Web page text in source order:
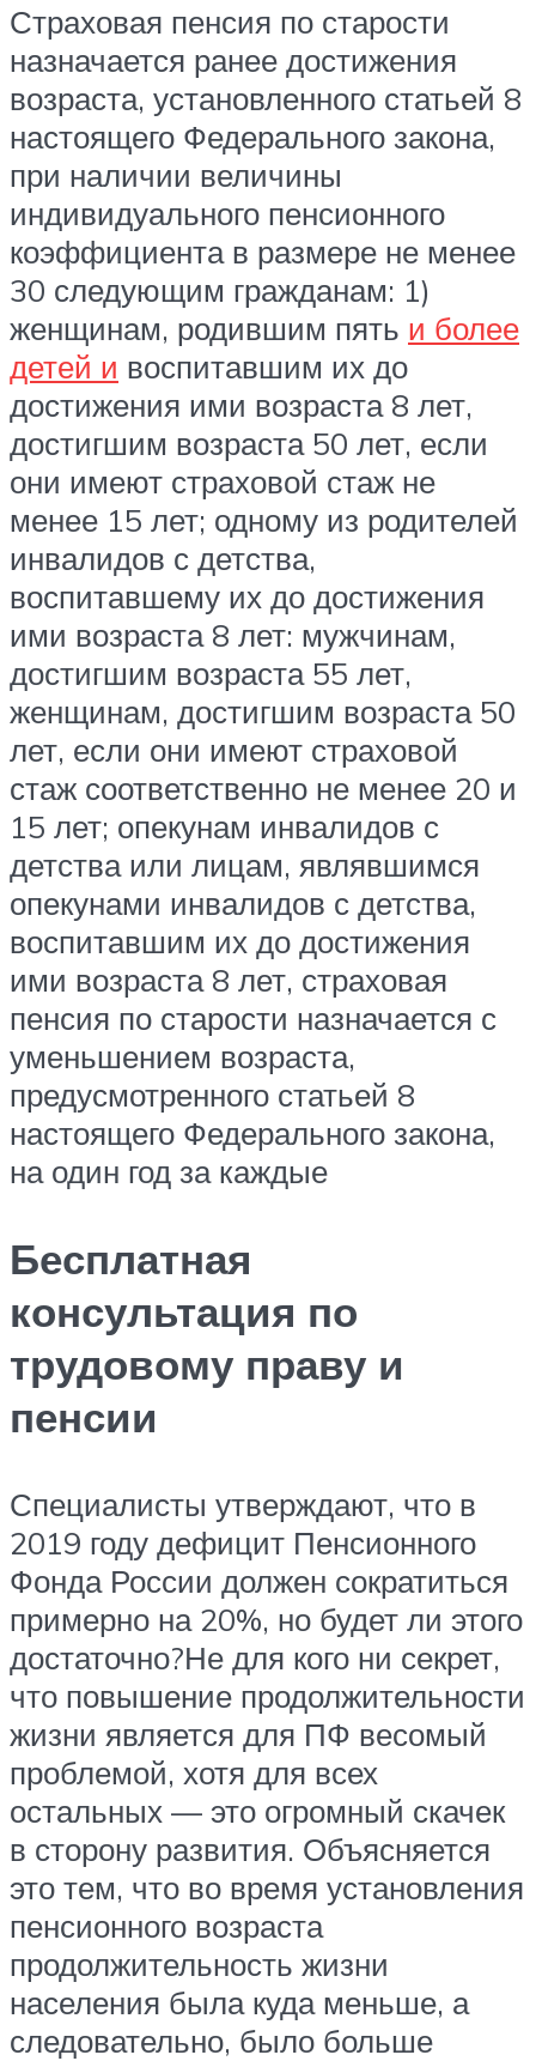
Страховая пенсия по старости
назначается ранее достижения
возраста, установленного статьей 8
настоящего Федерального закона,
при наличии величины
индивидуального пенсионного
коэффициента в размере не менее
30 следующим гражданам: 1)
женщинам, родившим пять и более
детей и воспитавшим их до
достижения ими возраста 8 лет,
достигшим возраста 50 лет, если
они имеют страховой стаж не
менее 15 лет; одному из родителей
инвалидов с детства,
воспитавшему их до достижения
ими возраста 8 лет: мужчинам,
достигшим возраста 55 лет,
женщинам, достигшим возраста 50
лет, если они имеют страховой
стаж соответственно не менее 20 и
15 лет; опекунам инвалидов с
детства или лицам, являвшимся
опекунами инвалидов с детства,
воспитавшим их до достижения
ими возраста 8 лет, страховая
пенсия по старости назначается с
уменьшением возраста,
предусмотренного статьей 8
настоящего Федерального закона,
на один год за каждые
Бесплатная
консультация по
трудовому праву и
пенсии
Специалисты утверждают, что в
2019 году дефицит Пенсионного
Фонда России должен сократиться
примерно на 20%, но будет ли этого
достаточно?Не для кого ни секрет,
что повышение продолжительности
жизни является для ПФ весомый
проблемой, хотя для всех
остальных — это огромный скачек
в сторону развития. Объясняется
это тем, что во время установления
пенсионного возраста
продолжительность жизни
населения была куда меньше, а
следовательно, было больше